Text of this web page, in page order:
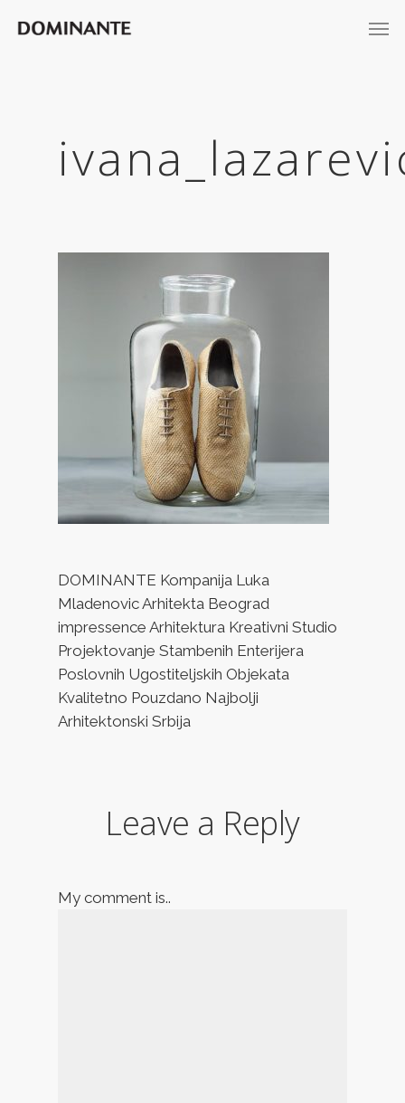
DOMINANTE Kompanija Luka
Mladenovic Arhitekta Beograd
impressence Arhitektura Kreativni Studio
Projektovanje Stambenih Enterijera
Poslovnih Ugostiteljskih Objekata
Kvalitetno Pouzdano Najbolji
Arhitektonski Srbija
Leave a Reply
My comment is..